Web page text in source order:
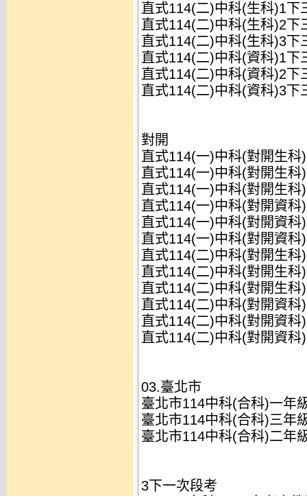
直式114(二)中科(生科)1下
直式114(二)中科(生科)2下
直式114(二)中科(生科)3下
直式114(二)中科(資科)1下
直式114(二)中科(資科)2下
直式114(二)中科(資科)3下
對開
直式114(一)中科(對開生
直式114(一)中科(對開生
直式114(一)中科(對開生
直式114(一)中科(對開資
直式114(一)中科(對開資
直式114(一)中科(對開資
直式114(二)中科(對開生
直式114(二)中科(對開生
直式114(二)中科(對開生
直式114(二)中科(對開資
直式114(二)中科(對開資
直式114(二)中科(對開資
03.臺北市
臺北市114中科(合科)一年
臺北市114中科(合科)三年
臺北市114中科(合科)二年
3下一次段考